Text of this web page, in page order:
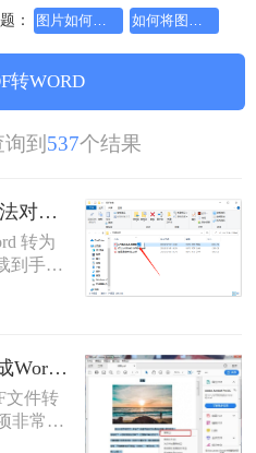
高保真还原且排版不乱码。支持
处理，全链路 SSL 加密保障隐私
您快速实现pdf怎么转换成word？
解】，无需安装，高效办公。
： 图片如何转成pdf文档，实用方法不要错过
转WORD
到 537个结果
PDF转Word的三种实用方法对比：可编辑、保格式、避风险！
转为
到手的
时就不
，很
文件
文
度、文
对比三
合适
电脑上PDF怎么免费转换成Word？四种方法对比与实操指南（附详细表格）!
文件转
非常高
不易